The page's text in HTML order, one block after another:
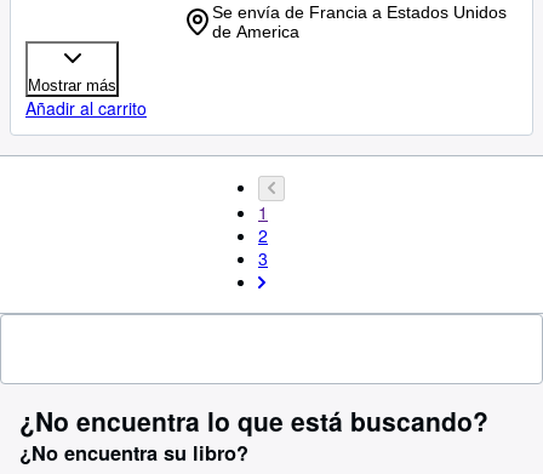
Se envía de Francia a Estados Unidos
de America
Mostrar más
Añadir al carrito
1
2
3
¿No encuentra lo que está buscando?
¿No encuentra su libro?